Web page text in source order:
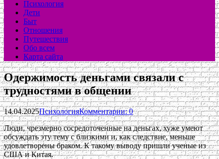
Психология
Дети
Быт
Отношения
Путешествия
Обо всем
Карта сайта
Одержимость деньгами связали с
трудностями в общении
14.04.2025ПсихологияКомментарии: 0
Люди, чрезмерно сосредоточенные на деньгах, хуже умеют
обсуждать эту тему с близкими и, как следствие, меньше
удовлетворены браком. К такому выводу пришли ученые из
США и Китая.